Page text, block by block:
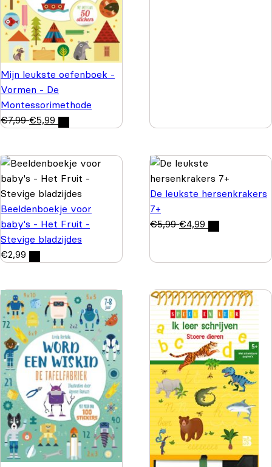
Mijn leukste oefenboek -
Vormen - De
Montessorimethode
€7,99 €5,99
Beeldenboekje voor
baby's - Het Fruit -
Stevige bladzijdes
€2,99
De leukste hersenkrakers
7+
€5,99 €4,99